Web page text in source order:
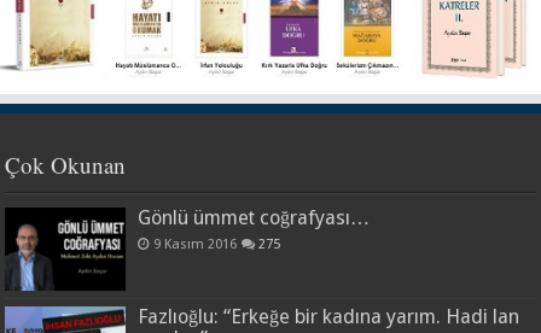
Çok Okunan
Gönlü ümmet coğrafyası…
9 Kasım 2016 275
Fazlıoğlu: “Erkeğe bir kadına yarım. Hadi lan